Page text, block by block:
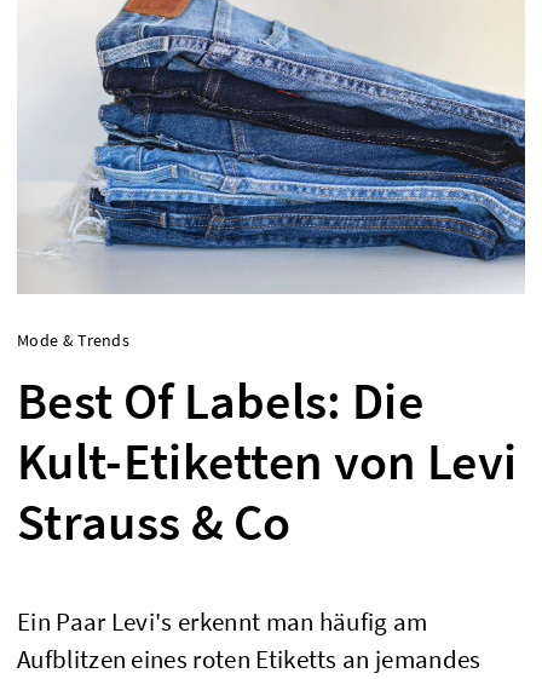
Mode & Trends
Best Of Labels: Die
Kult-Etiketten von Levi
Strauss & Co
Ein Paar Levi's erkennt man häufig am
Aufblitzen eines roten Etiketts an jemandes